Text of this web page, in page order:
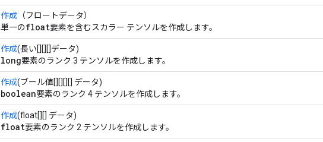
作成 （フロートデータ）
単一のfloat要素を含むスカラー テンソルを作成します。
作成(長い[][][]データ)
long要素のランク 3 テンソルを作成します。
作成(ブール値[][][][] データ)
boolean要素のランク 4 テンソルを作成します。
作成(float[][] データ)
float要素のランク 2 テンソルを作成します。